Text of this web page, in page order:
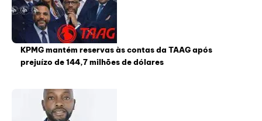
KPMG mantém reservas às contas da TAAG após
prejuízo de 144,7 milhões de dólares